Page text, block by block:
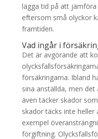
lägga tid på att
eftersom små olyckor
framtiden.
Vad ingår i
Det är avgörande att
försäkringarna. Ibland
sina anställda, men
även täcker skador
skador täcks inte heller
exempel
förgiftning.